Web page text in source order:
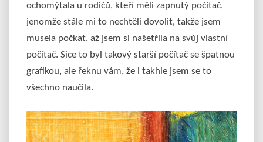
ochomýtala u rodičů, kteří měli zapnutý počítač,
jenomže stále mi to nechtěli dovolit, takže jsem
musela počkat, až jsem si našetřila na svůj vlastní
počítač. Sice to byl takový starší počítač se špatnou
grafikou, ale řeknu vám, že i takhle jsem se to
všechno naučila.